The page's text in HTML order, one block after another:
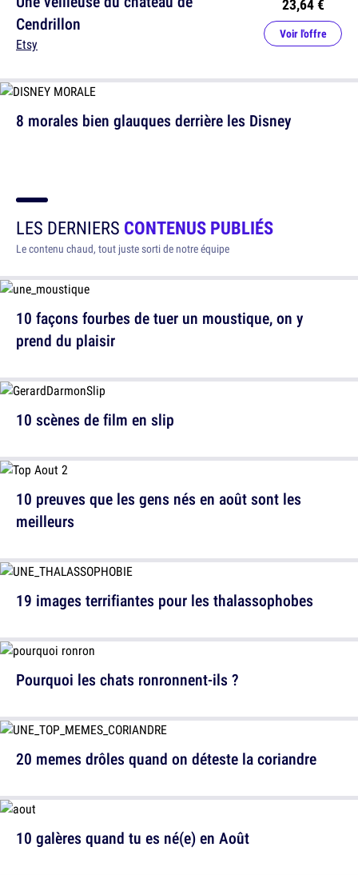
8 morales bien glauques derrière les Disney
Cendrillon
Etsy
23,64 €
Voir l'offre
LES DERNIERS CONTENUS PUBLIÉS
Le contenu chaud, tout juste sorti de notre équipe
10 façons fourbes de tuer un moustique, on y
prend du plaisir
10 preuves que les gens nés en août sont les
meilleurs
Pourquoi les chats ronronnent-ils ?
10 galères quand tu es né(e) en Août
10 scènes de film en slip
19 images terrifiantes pour les thalassophobes
20 memes drôles quand on déteste la coriandre